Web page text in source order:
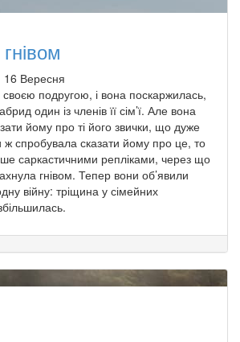
16 Вересня
своєю подругою, і вона поскаржилась,
один із членів її сім’ї. Але вона
йому про ті його звички, що дуже
ж спробувала сказати йому про це, то
саркастичними репліками, через що
гнівом. Тепер вони об’явили
війну: тріщина у сімейних